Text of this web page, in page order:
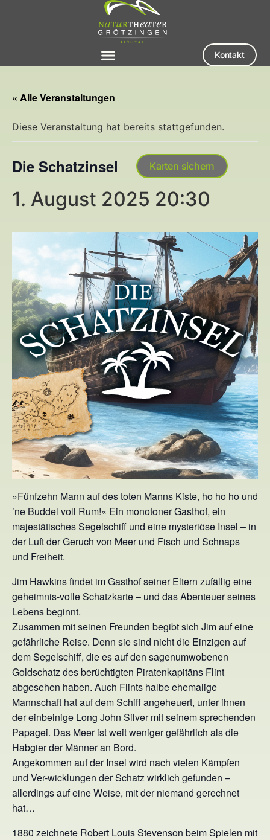
Kontakt
« Alle Veranstaltungen
Diese Veranstaltung hat bereits stattgefunden.
Die Schatzinsel Karten sichern
1. August 2025 20:30
»Fünfzehn Mann auf des toten Manns Kiste, ho ho ho und
’ne Buddel voll Rum!« Ein monotoner Gasthof, ein
majestätisches Segelschiff und eine mysteriöse Insel – in
der Luft der Geruch von Meer und Fisch und Schnaps
und Freiheit.
Jim Hawkins findet im Gasthof seiner Eltern zufällig eine
geheimnis-volle Schatzkarte – und das Abenteuer seines
Lebens beginnt.
Zusammen mit seinen Freunden begibt sich Jim auf eine
gefährliche Reise. Denn sie sind nicht die Einzigen auf
dem Segelschiff, die es auf den sagenumwobenen
Goldschatz des berüchtigten Piratenkapitäns Flint
abgesehen haben. Auch Flints halbe ehemalige
Mannschaft hat auf dem Schiff angeheuert, unter ihnen
der einbeinige Long John Silver mit seinem sprechenden
Papagei. Das Meer ist weit weniger gefährlich als die
Habgier der Männer an Bord.
Angekommen auf der Insel wird nach vielen Kämpfen
und Ver-wicklungen der Schatz wirklich gefunden –
allerdings auf eine Weise, mit der niemand gerechnet
hat…
1880 zeichnete Robert Louis Stevenson beim Spielen mit